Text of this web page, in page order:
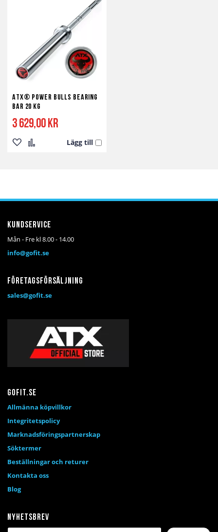
ATX® Power Bulls Bearing
Bar 20 kg
3 629,00 kr
Lägg till
Lägg Lägg
Nyhetsbrev
Kundservice
Mån - Fre kl 8.00 - 14.00
info@gofit.se
Företagsförsäljning
sales@gofit.se
Gofit.se
Allmänna köpvillkor
Integritetspolicy
Marknadsföringspartnerskap
Söktermer
Beställningar och returer
Kontakta oss
Blog